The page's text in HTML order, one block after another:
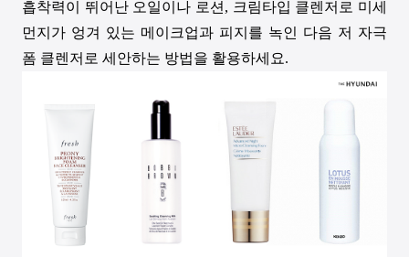
흡착력이 뛰어난 오일이나 로션 , 크림타입 클렌저로 미세
먼지가 엉겨 있는 메이크업과 피지를 녹인 다음 저 자극
폼 클렌저로 세안하는 방법을 활용하세요.